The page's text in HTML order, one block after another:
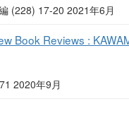
(228) 17-20 2021年6月
Book Reviews :
2020年9月